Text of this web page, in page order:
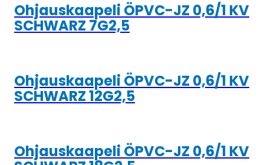
Ohjauskaapeli ÖPVC-JZ 0,6/1 KV
SCHWARZ 7G2,5
Ohjauskaapeli ÖPVC-JZ 0,6/1 KV
SCHWARZ 12G2,5
Ohjauskaapeli ÖPVC-JZ 0,6/1 KV